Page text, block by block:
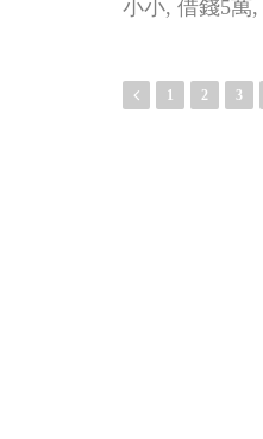
小小, 借錢5萬,
1 2 3